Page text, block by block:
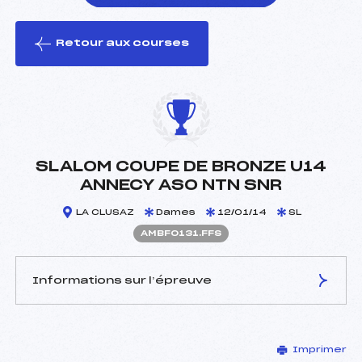
le ski
Retour aux courses
SLALOM COUPE DE BRONZE U14
ANNECY ASO NTN SNR
LA CLUSAZ Dames 12/01/14 SL
AMBF0131.FFS
Informations sur l’épreuve
MORAND MARC (MB)
Imprimer